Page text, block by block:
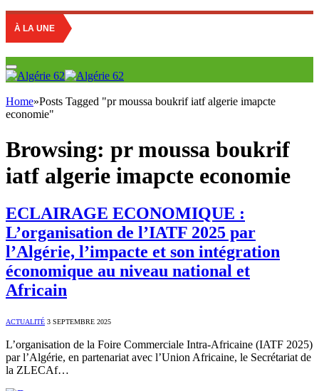
À LA UNE
Home»Posts Tagged "pr moussa boukrif iatf algerie imapcte
economie"
Browsing: pr moussa boukrif
iatf algerie imapcte economie
ECLAIRAGE ECONOMIQUE :
L’organisation de l’IATF 2025 par
l’Algérie, l’impacte et son intégration
économique au niveau national et
Africain
ACTUALITÉ 3 SEPTEMBRE 2025
L’organisation de la Foire Commerciale Intra-Africaine (IATF 2025)
par l’Algérie, en partenariat avec l’Union Africaine, le Secrétariat de
la ZLECAf…